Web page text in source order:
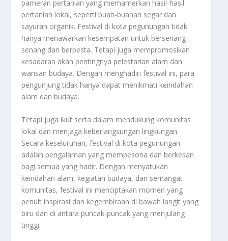
pameran pertanian yang memamerkan hasil-hasil
pertanian lokal, seperti buah-buahan segar dan
sayuran organik. Festival di kota pegunungan tidak
hanya menawarkan kesempatan untuk bersenang-
senang dan berpesta. Tetapi juga mempromosikan
kesadaran akan pentingnya pelestarian alam dan
warisan budaya. Dengan menghadiri festival ini, para
pengunjung tidak hanya dapat menikmati keindahan
alam dan budaya.
Tetapi juga ikut serta dalam mendukung komunitas
lokal dan menjaga keberlangsungan lingkungan.
Secara keseluruhan, festival di kota pegunungan
adalah pengalaman yang mempesona dan berkesan
bagi semua yang hadir. Dengan menyatukan
keindahan alam, kegiatan budaya, dan semangat
komunitas, festival ini menciptakan momen yang
penuh inspirasi dan kegembiraan di bawah langit yang
biru dan di antara puncak-puncak yang menjulang
tinggi.